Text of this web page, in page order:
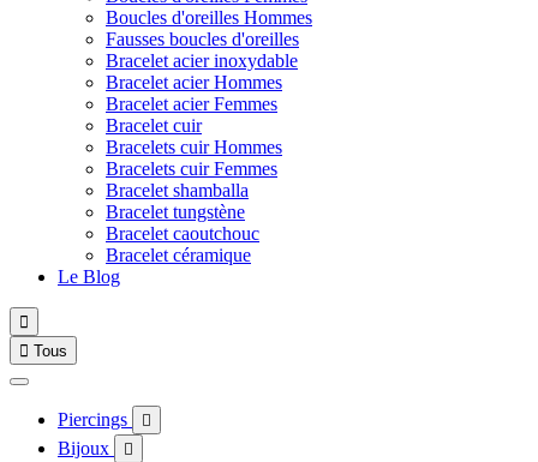
Boucles d'oreilles Hommes
Fausses boucles d'oreilles
Bracelet acier inoxydable
Bracelet acier Hommes
Bracelet acier Femmes
Bracelet cuir
Bracelets cuir Hommes
Bracelets cuir Femmes
Bracelet shamballa
Bracelet tungstène
Bracelet caoutchouc
Bracelet céramique
Le Blog

 Tous
Piercings 
Bijoux 